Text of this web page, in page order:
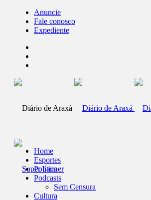
Anuncie
Fale conosco
Expediente
Home
Esportes
Política
Podcasts
Sem Censura
Cultura